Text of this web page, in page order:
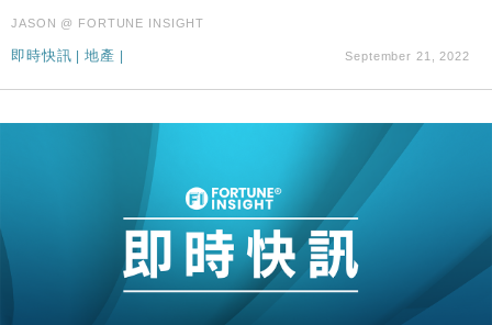
JASON @ FORTUNE INSIGHT
即時快訊 |地產 | September 21, 2022